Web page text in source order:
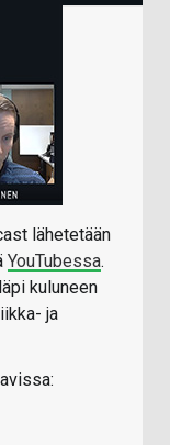
lähetetään
YouTubessa.
kuluneen
ja